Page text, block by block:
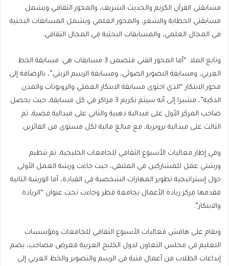
مسابقتي القرآن الكريم والحديث الشريف، والمحور الثقافي ويشمل
مسابقتي الخطابة والشعر، والمحور العلمي ويشمل المسابقات البحثية
في المجال العلمي، والمسابقات البحثية في المجال الثقافي.
وتابع الملا: “أما المحور الفني فتضمن 3 مسابقات هي: مسابقة الخط
العربي، ومسابقة التصوير الضوئي، ومسابقة الرسم الزيتي”، بالإضافة إلى
محور الابتكار “الذي احتوى مسابقة الابتكار العملي والروبوتات والمدن
الذكية”، مشيرا إلى أنه سيتم تكريم 3 مراكز في كل مسابقة، حيث يحصل
صاحب المركز الأول على ميدالية ذهبية والثاني على ميدالية فضية، ثم
الثالث على ميدالية برونزية، مع مبالغ مالية لكل مستوى من الفائزين.
وفي إطار فعاليات الأسبوع الثقافي للجامعات الخليجية، تم تنظيم
ورشتي عمل للمشاركين في الملتقى، حيث جاءت ورشة العمل الأولى
حول إستراتيجية تطوير المهارات الشخصية في القيادة، أما الورشة الثانية
فقدمها مركز ريادة الأعمال بجامعة قطر وجاءت تحت عنوان “الريادة
والابتكار”.
ويقام على هامش فعاليات الأسبوع الثقافي للجامعات ومؤسسات
التعليم في مجلس التعاون لدول الخليج العربية معرض مصاحب، يضم
إبداعات الطلاب من أعمال فنية في الرسم والتصوير والخط العربي إلى